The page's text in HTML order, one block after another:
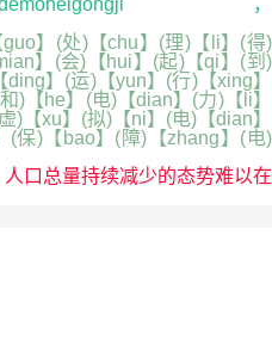
，
】(处)【chu】(理)【li】(得)
】(会)【hui】(起)【qi】(到)
】(运)【yun】(行)【xing】
)【he】(电)【dian】(力)【li】
)【xu】(拟)【ni】(电)【dian】
(保)【bao】(障)【zhang】(电)
口总量持续减少的态势难以在